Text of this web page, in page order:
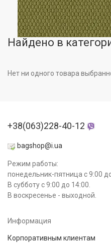
Найдено в
Нет ни одного товара
+38(063)228-40-12
bagshop@i.ua
Режим работы:
понедельник-пятница с 9:00
В субботу с 9:00 до 14:00.
В воскресенье - выходной.
Информация
Корпоративным клиентам